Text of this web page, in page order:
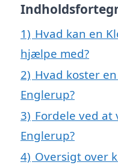
1) Hvad kan en
hjælpe med?
2) Hvad koster
Englerup?
3) Fordele ved
Englerup?
4) Oversigt over